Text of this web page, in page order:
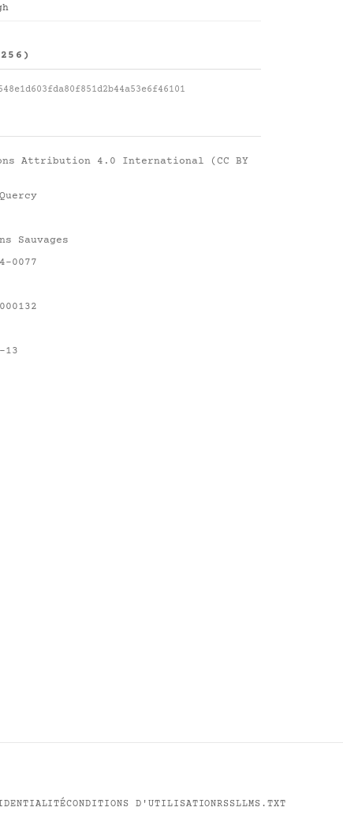
256)
Attribution 4.0 International (CC BY
Sauvages
0077
13
CONDITIONS D'UTILISATIONRSSLLMS.TXT